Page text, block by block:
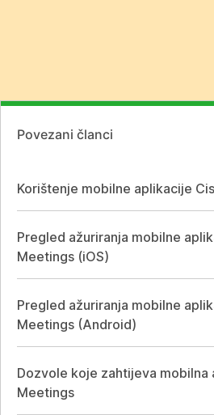
Povezani članci
Korištenje mobilne aplikacije
Pregled ažuriranja mobilne
Meetings (iOS)
Pregled ažuriranja mobilne
Meetings (Android)
Dozvole koje zahtijeva mobilna
Meetings